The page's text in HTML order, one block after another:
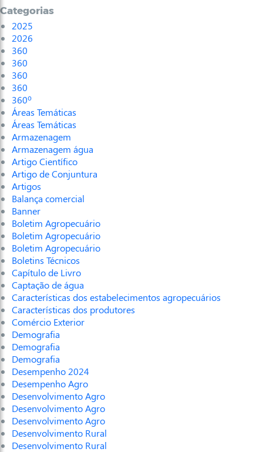
Categorias
2025
2026
360
360
360
360
360º
Áreas Temáticas
Áreas Temáticas
Armazenagem
Armazenagem água
Artigo Científico
Artigo de Conjuntura
Artigos
Balança comercial
Banner
Boletim Agropecuário
Boletim Agropecuário
Boletim Agropecuário
Boletins Técnicos
Capítulo de Livro
Captação de água
Características dos estabelecimentos agropecuários
Características dos produtores
Comércio Exterior
Demografia
Demografia
Demografia
Desempenho 2024
Desempenho Agro
Desenvolvimento Agro
Desenvolvimento Agro
Desenvolvimento Agro
Desenvolvimento Rural
Desenvolvimento Rural